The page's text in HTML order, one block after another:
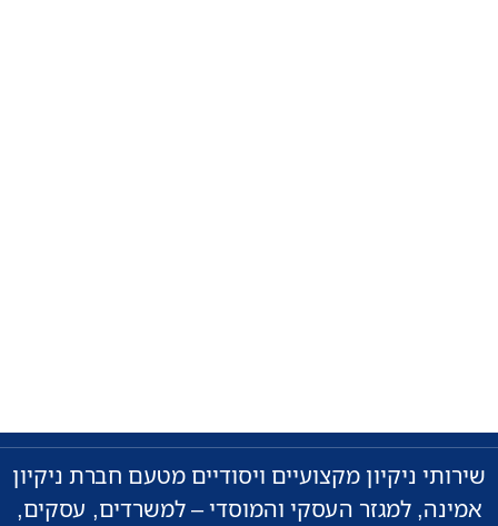
שירותי ניקיון מקצועיים ויסודיים מטעם חברת ניקיון
אמינה, למגזר העסקי והמוסדי – למשרדים, עסקים,